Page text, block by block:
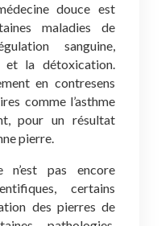
douce est
maladies de
sanguine,
et la détoxication.
en contresens
comme l’asthme
pour un résultat
pierre.
pas encore
certains
des pierres de